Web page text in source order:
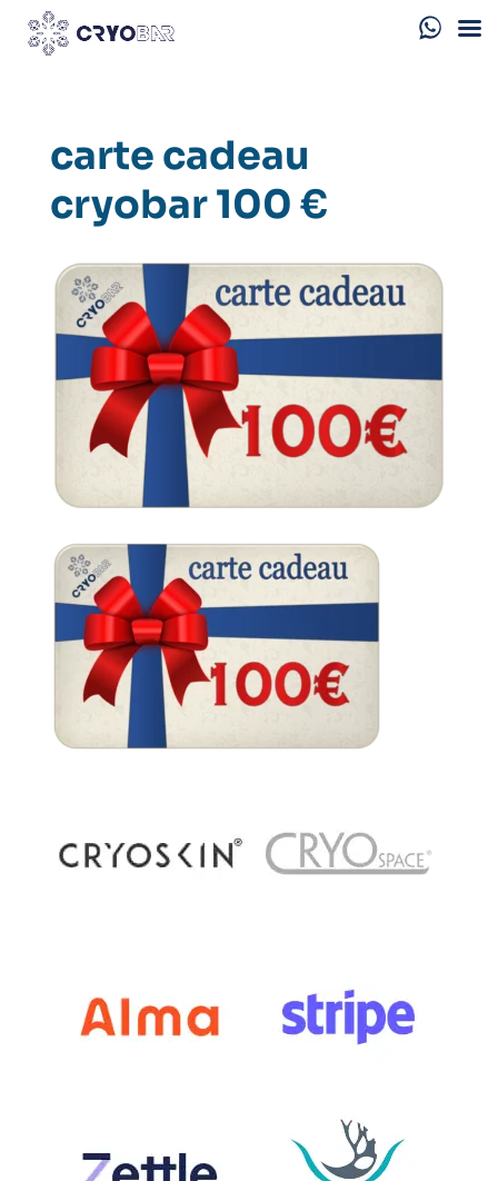
carte cadeau
cryobar 100 €